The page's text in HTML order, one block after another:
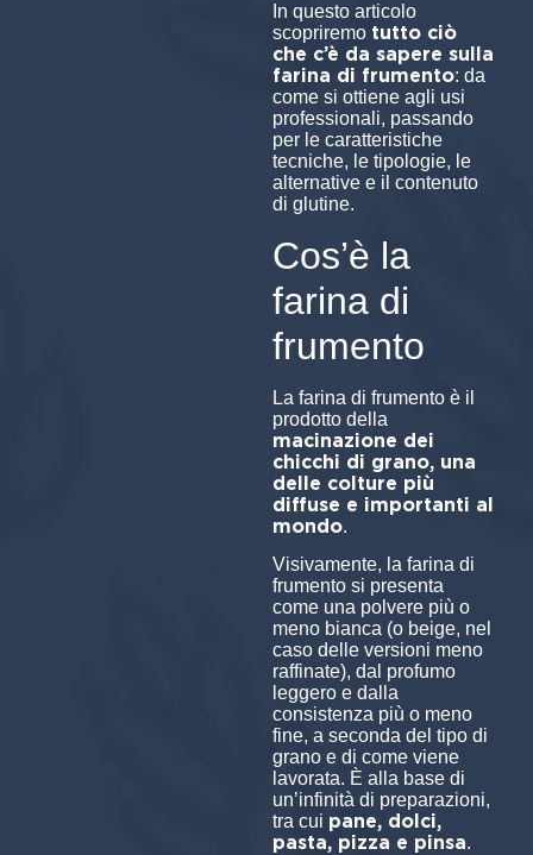
In questo articolo
scopriremo tutto ciò
che c’è da sapere sulla
farina di frumento: da
come si ottiene agli usi
professionali, passando
per le caratteristiche
tecniche, le tipologie, le
alternative e il contenuto
di glutine.
Cos’è la
farina di
frumento
La farina di frumento è il
prodotto della
macinazione dei
chicchi di grano, una
delle colture più
diffuse e importanti al
mondo.
Visivamente, la farina di
frumento si presenta
come una polvere più o
meno bianca (o beige, nel
caso delle versioni meno
raffinate), dal profumo
leggero e dalla
consistenza più o meno
fine, a seconda del tipo di
grano e di come viene
lavorata. È alla base di
un’infinità di preparazioni,
tra cui pane, dolci,
pasta, pizza e pinsa.